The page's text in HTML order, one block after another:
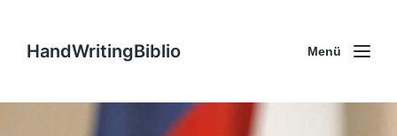
HandWritingBiblio Menü